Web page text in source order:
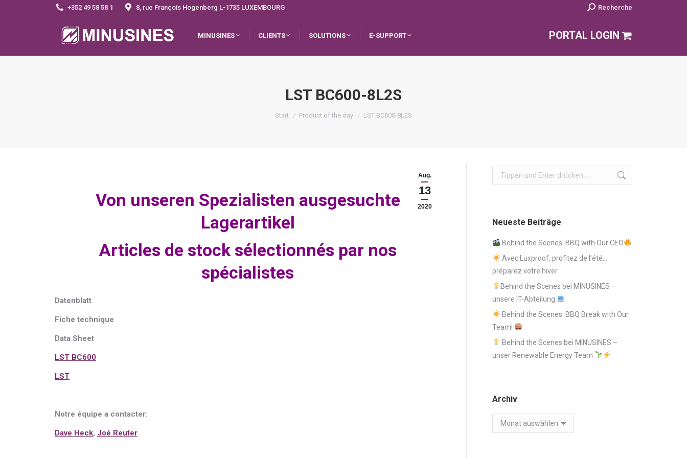
+352 49 58 58 1 8, rue François Hogenberg L-1735 LUXEMBOURG Search:Recherche
MINUSINES CLIENTS SOLUTIONS E-SUPPORT PORTAL LOGIN
LST BC600-8L2S
Sie befinden sich hier:
Start Product of the day LST BC600-8L2S
Aug.
13
2020
Von unseren Spezialisten ausgesuchte
Lagerartikel
Articles de stock sélectionnés par nos
spécialistes
Datenblatt
Fiche technique
Data Sheet
LST BC600
LST
Notre équipe a contacter:
Dave Heck, Joé Reuter
Search:
Neueste Beiträge
Behind the Scenes: BBQ with Our CEO
Avec Luxproof, profitez de l’été…
préparez votre hiver.
Behind the Scenes bei MINUSINES –
unsere IT-Abteilung
Behind the Scenes: BBQ Break with Our
Team!
Behind the Scenes bei MINUSINES –
unser Renewable Energy Team
Archiv
Archiv